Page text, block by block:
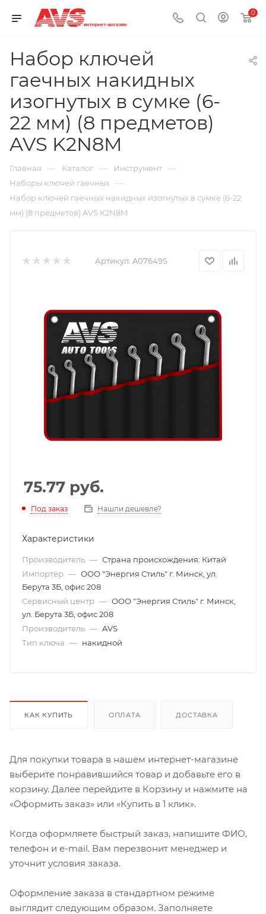
0
Набор ключей
гаечных накидных
изогнутых в сумке (6-
22 мм) (8 предметов)
AVS K2N8M
Главная — Каталог — Инструмент —
Наборы ключей гаечных —
Набор ключей гаечных накидных изогнутых в сумке (6-22
мм) (8 предметов) AVS K2N8M
Артикул: A07649S
75.77 руб.
Под заказ Нашли дешевле?
Характеристики
Производитель — Страна происхождения: Китай
Импортер — ООО "Энергия Стиль" г. Минск, ул.
Берута 3Б, офис 208
Сервисный центр — ООО "Энергия Стиль" г. Минск,
ул. Берута 3Б, офис 208
Производитель — AVS
Тип ключа — накидной
КАК КУПИТЬ ОПЛАТА ДОСТАВКА
Для покупки товара в нашем интернет-магазине
выберите понравившийся товар и добавьте его в
корзину. Далее перейдите в Корзину и нажмите на
«Оформить заказ» или «Купить в 1 клик».
Когда оформляете быстрый заказ, напишите ФИО,
телефон и e-mail. Вам перезвонит менеджер и
уточнит условия заказа.
Оформление заказа в стандартном режиме
выглядит следующим образом. Заполняете